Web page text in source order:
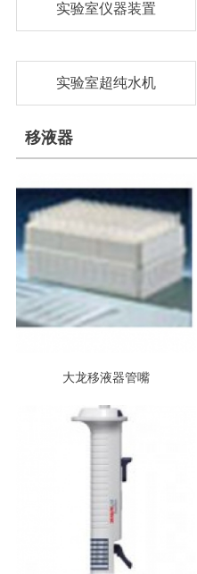
实验室仪器装置
实验室超纯水机
移液器
大龙移液器管嘴